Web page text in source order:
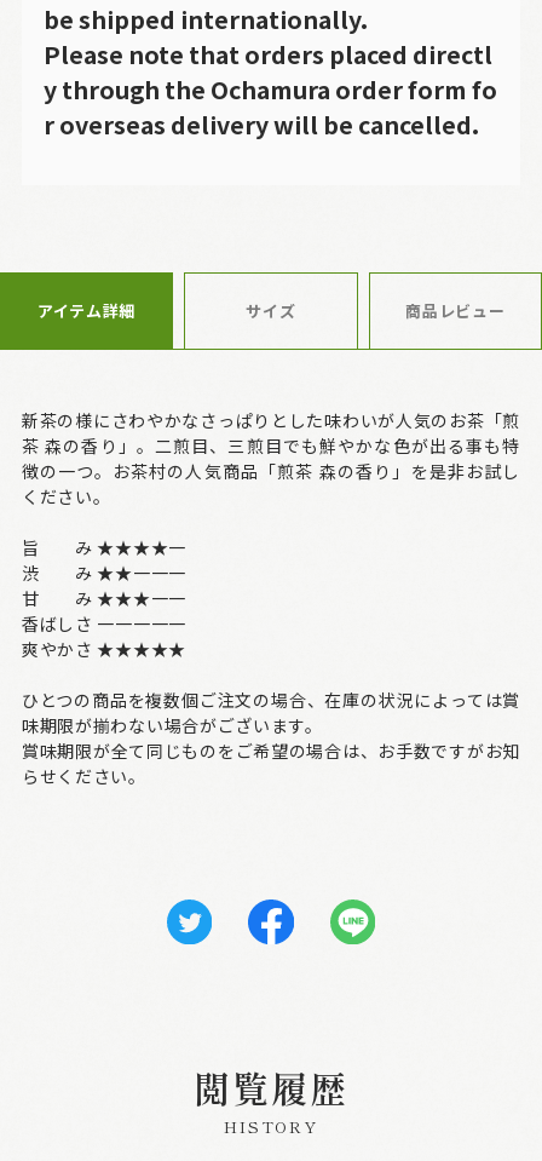
be shipped internationally.
Please note that orders placed directl
y through the Ochamura order form fo
r overseas delivery will be cancelled.
アイテム詳細 サイズ 商品レビュー
新茶の様にさわやかなさっぱりとした味わいが人気のお茶「煎
茶 森の香り」。二煎目、三煎目でも鮮やかな色が出る事も特
徴の一つ。お茶村の人気商品「煎茶 森の香り」を是非お試し
ください。
旨 み ★★★★一
渋 み ★★一一一
甘 み ★★★一一
香ばしさ 一一一一一
爽やかさ ★★★★★
ひとつの商品を複数個ご注文の場合、在庫の状況によっては賞
味期限が揃わない場合がございます。
賞味期限が全て同じものをご希望の場合は、お手数ですがお知
らせください。
閲覧履歴
HISTORY